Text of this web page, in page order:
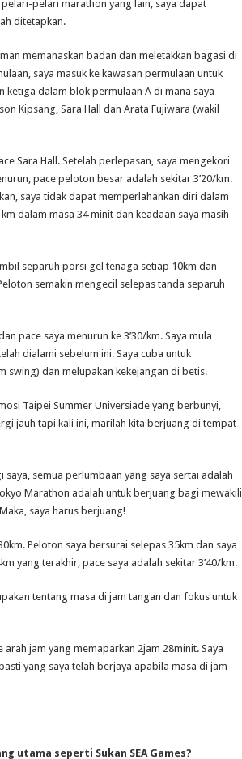
pelari marathon yang lain, saya dapat
ditetapkan.
memanaskan badan dan meletakkan bagasi di
saya masuk ke kawasan permulaan untuk
dalam blok permulaan A di mana saya
Kipsang, Sara Hall dan Arata Fujiwara (wakil
Sara Hall. Setelah perlepasan, saya mengekori
pace peloton besar adalah sekitar 3’20/km.
saya tidak dapat memperlahankan diri dalam
dalam masa 34 minit dan keadaan saya masih
separuh porsi gel tenaga setiap 10km dan
semakin mengecil selepas tanda separuh
pace saya menurun ke 3’30/km. Saya mula
dialami sebelum ini. Saya cuba untuk
swing) dan melupakan kekejangan di betis.
Taipei Summer Universiadeyang berbunyi,
jauh tapi kali ini, marilah kita berjuang di tempat
semua perlumbaan yang saya sertai adalah
Marathon adalah untuk berjuang bagi mewakili
saya harus berjuang!
Peloton saya bersurai selepas 35km dan saya
yang terakhir, pace saya adalah sekitar 3’40/km.
tentang masa di jam tangan dan fokus untuk
jam yang memaparkan 2jam 28minit. Saya
yang saya telah berjaya apabila masa di jam
utama seperti Sukan SEA Games?